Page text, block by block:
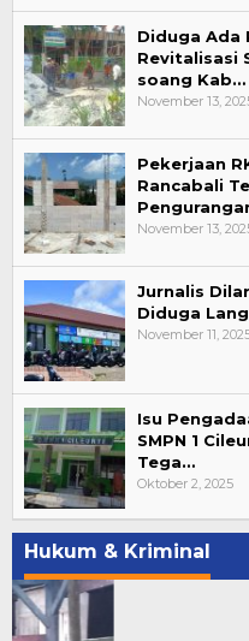
Diduga Ada
Revitalisasi
soang Kab…
November 13,
Pekerjaan
Rancabali
November 13,
Jurnalis
Diduga
November 11,
Isu
SMPN 1
Tega…
Oktober 2, 2025
Hukum & Kriminal